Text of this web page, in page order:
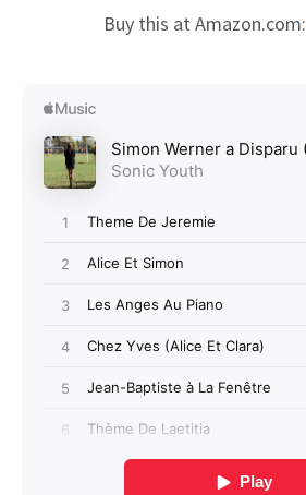
Buy this at Amazon.com: